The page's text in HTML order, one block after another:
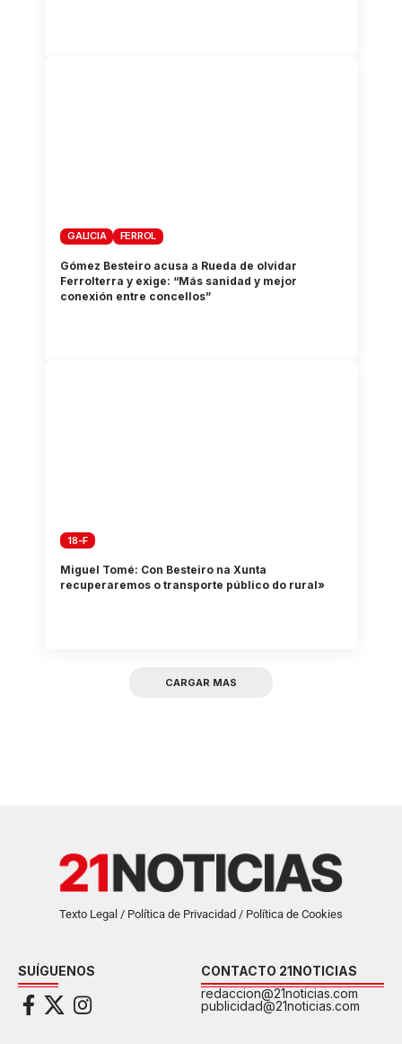
GALICIA FERROL
Gómez Besteiro acusa a Rueda de olvidar
Ferrolterra y exige: “Más sanidad y mejor
conexión entre concellos”
18-F
Miguel Tomé: Con Besteiro na Xunta
recuperaremos o transporte público do rural»
CARGAR MAS
Texto Legal / Política de Privacidad / Política de Cookies
SUÍGUENOS
CONTACTO 21NOTICIAS
redaccion@21noticias.com
publicidad@21noticias.com